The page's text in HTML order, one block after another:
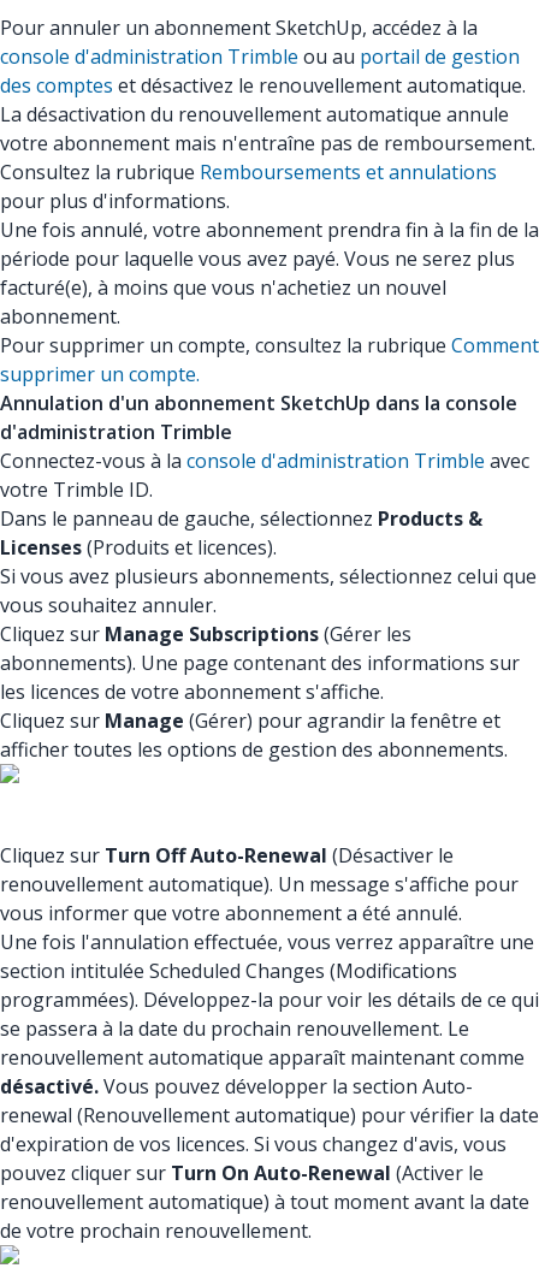
Pour annuler un abonnement SketchUp, accédez à la
console d'administration Trimble ou au portail de gestion
des comptes et désactivez le renouvellement automatique.
La désactivation du renouvellement automatique annule
votre abonnement mais n'entraîne pas de remboursement.
Consultez la rubrique Remboursements et annulations
pour plus d'informations.
Une fois annulé, votre abonnement prendra fin à la fin de la
période pour laquelle vous avez payé. Vous ne serez plus
facturé(e), à moins que vous n'achetiez un nouvel
abonnement.
Pour supprimer un compte, consultez la rubrique Comment
supprimer un compte.
Annulation d'un abonnement SketchUp dans la console
d'administration Trimble
Connectez-vous à la console d'administration Trimble avec
votre Trimble ID.
Dans le panneau de gauche, sélectionnez Products &
Licenses(Produits et licences).
Si vous avez plusieurs abonnements, sélectionnez celui que
vous souhaitez annuler.
Cliquez sur Manage Subscriptions(Gérer les
abonnements). Une page contenant des informations sur
les licences de votre abonnement s'affiche.
Cliquez sur Manage (Gérer) pour agrandir la fenêtre et
afficher toutes les options de gestion des abonnements.
Cliquez sur Turn Off Auto-Renewal (Désactiver le
renouvellement automatique). Un message s'affiche pour
vous informer que votre abonnement a été annulé.
Une fois l'annulation effectuée, vous verrez apparaître une
section intitulée Scheduled Changes (Modifications
programmées). Développez-la pour voir les détails de ce qui
se passera à la date du prochain renouvellement. Le
renouvellement automatique apparaît maintenant comme
désactivé.Vous pouvez développer la section Auto-
renewal (Renouvellement automatique) pour vérifier la date
d'expiration de vos licences. Si vous changez d'avis, vous
pouvez cliquer sur Turn On Auto-Renewal (Activer le
renouvellement automatique) à tout moment avant la date
de votre prochain renouvellement.